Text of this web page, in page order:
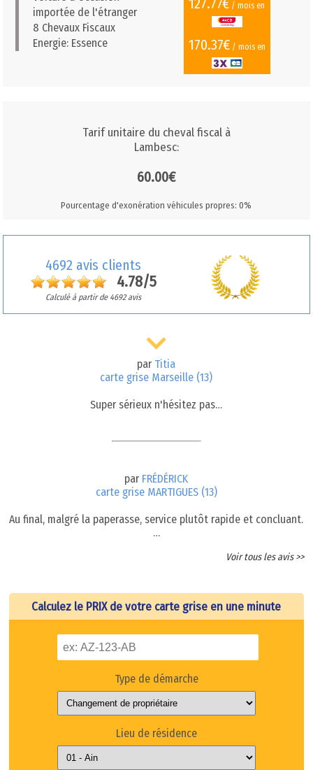
importée de l'étranger
8 Chevaux Fiscaux
Energie: Essence
127.77€ / mois en
170.37€/ mois en
Tarif unitaire du cheval fiscal à
Lambesc:
60.00€
Pourcentage d'exonération véhicules propres: 0%
4692 avis clients
4.78/5
Calculé à partir de 4692 avis
par Titia
carte grise Marseille (13)
Super sérieux n'hésitez pas…
par FRÉDÉRICK
carte grise MARTIGUES (13)
Au final, malgré la paperasse, service plutôt rapide et concluant.
…
Voir tous les avis >>
Calculez le PRIX de votre carte grise en une minute
Type de démarche
Lieu de résidence